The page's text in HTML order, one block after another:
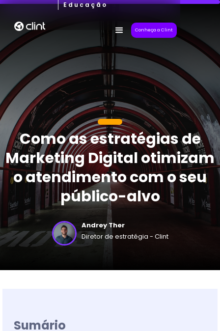
Educação
Conheça a Clint
Como as estratégias de
Marketing Digital otimizam
o atendimento com o seu
público-alvo
Andrey Ther
Diretor de estratégia - Clint
Sumário